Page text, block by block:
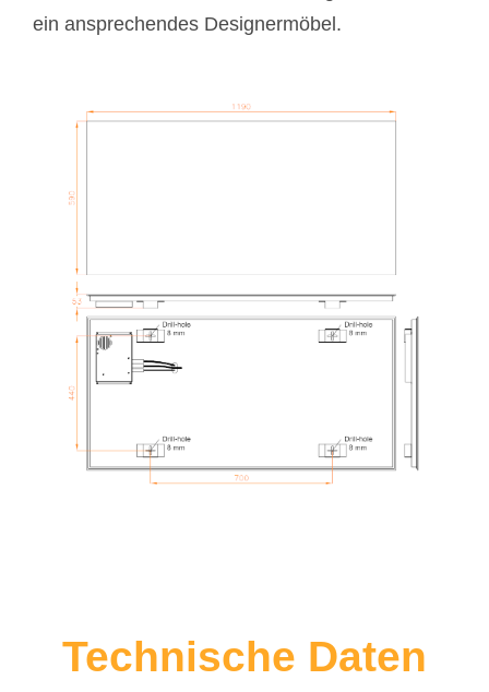
ein ansprechendes Designermöbel.
Technische Daten